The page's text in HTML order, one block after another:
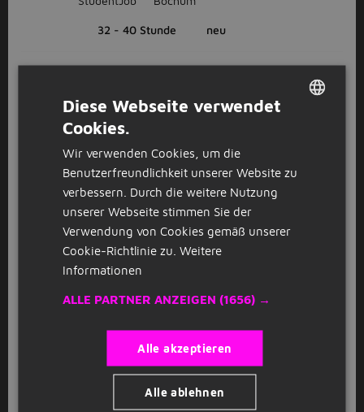
32 - 40 Stunde neu
32 - 40 Stunde
Praktikum Customer Success -
Onboarding / Support / Home Office
(m/w/d)
StudentJob Bochum
Vertriebsingenieur - Anlagenbau /
Lebensmittelindustrie (m/w/d)
StudentJob Bochum
32 - 40 Stunde
Diese Webseite verwendet
Cookies.
Wir verwenden Cookies, um die
Benutzerfreundlichkeit unserer Website zu
verbessern. Durch die weitere Nutzung
unserer Webseite stimmen Sie der
Verwendung von Cookies gemäß unserer
Cookie-Richtlinie zu. Weitere
Informationen
ALLE PARTNER ANZEIGEN (1656) →
Alle akzeptieren
Alle ablehnen